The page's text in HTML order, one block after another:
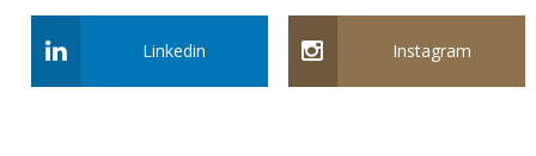
Linkedin Instagram